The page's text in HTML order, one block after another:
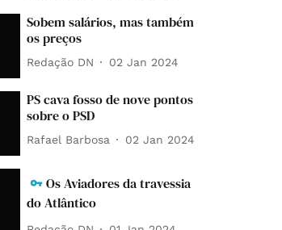
Sobem salários, mas também
os preços
Redação DN 02 Jan 2024
PS cava fosso de nove pontos
sobre o PSD
Rafael Barbosa 02 Jan 2024
Os Aviadores da travessia
do Atlântico